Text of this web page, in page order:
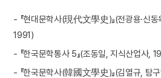
- 『현대문학사(現代文學史)』(전광용·신
1991)
- 『한국문학통사 5』(조동일, 지식산업사,
- 『한국문학사(韓國文學史)』(김열규, 탐